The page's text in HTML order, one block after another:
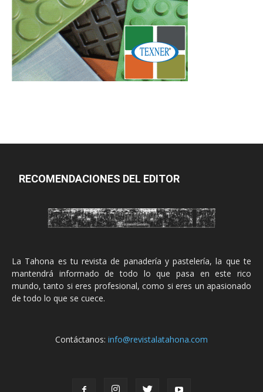
RECOMENDACIONES DEL EDITOR
La Tahona es tu revista de panadería y pastelería, la que te
mantendrá informado de todo lo que pasa en este rico
mundo, tanto si eres profesional, como si eres un apasionado
de todo lo que se cuece.
Contáctanos: info@revistalatahona.com